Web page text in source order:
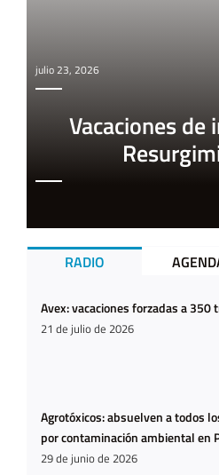
julio 23, 2026
Vacaciones de
RADIO
Avex: vacaciones forzadas a 350
21 de julio de 2026
Agrotóxicos: absuelven a todos
por contaminación ambiental en
29 de junio de 2026